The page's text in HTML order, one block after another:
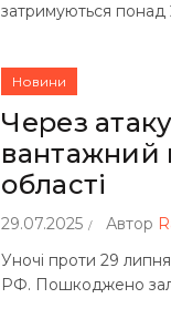
затримуються понад
Новини
Через
вантажний
області
29.07.2025 Автор
Уночі проти 29
РФ. Пошкоджено